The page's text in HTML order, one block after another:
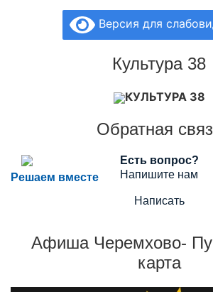
Версия для
Культура 38
КУЛЬТУРА 38
Обратная
Решаем вместе
Есть вопрос?
Напишите нам
Написать
Афиша Черемхово-
карта